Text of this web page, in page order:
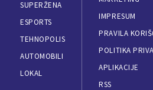
SUPERŽENA
ESPORTS
TEHNOPOLIS
AUTOMOBILI
LOKAL
IMPRESUM
PRAVILA
POLITIKA
APLIKACIJE
RSS